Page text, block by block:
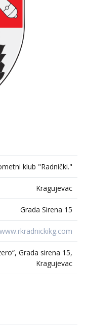
klub "Radnički."
Kragujevac
Grada Sirena 15
www.rkradnickikg.com
Grada sirena 15,
Kragujevac